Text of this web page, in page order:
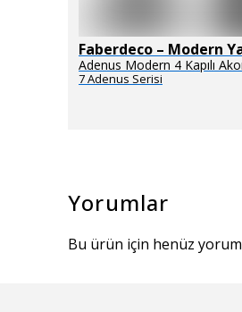
Adenus Modern 4 Kapılı
7 Adenus Serisi
Yorumlar
Bu ürün için henüz yorum